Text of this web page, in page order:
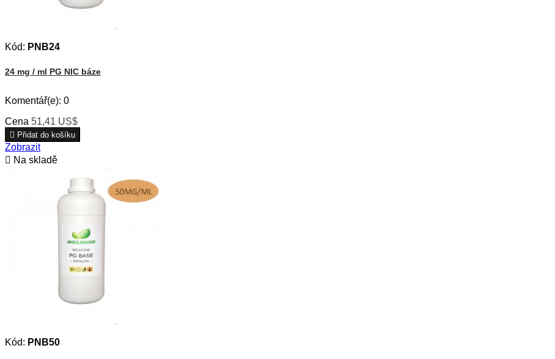
Kód: PNB24
24 mg / ml PG NIC báze
Komentář(e): 0
Cena 51,41 US$
 Přidat do košíku
Zobrazit
 Na skladě
Kód: PNB50